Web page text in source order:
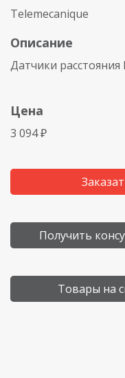
Telemecanique
Описание
Датчики расстояния
Цена
3 094 ₽
Получить
Товары на